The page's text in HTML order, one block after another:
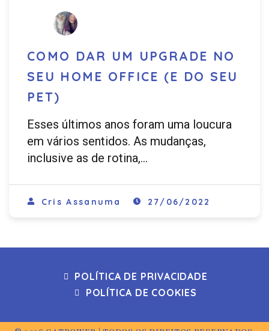
COMO DAR UM UPGRADE NO
SEU HOME OFFICE (E DO SEU
PET)
Esses últimos anos foram uma loucura
em vários sentidos. As mudanças,
inclusive as de rotina,…
Cris Assanuma 27/06/2022
POLÍTICA DE PRIVACIDADE
POLÍTICA DE COOKIES